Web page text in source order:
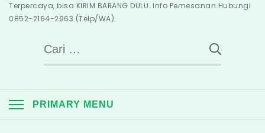
Terpercaya, bisa KIRIM BARANG DULU. Info Pemesanan Hubungi
0852-2164-2963 (Telp/WA).
Cari
untuk:
PRIMARY MENU